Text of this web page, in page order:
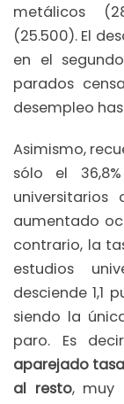
metálicos
(25.500). El
en el
parados
desempleo
Asimismo,
sólo el
aumentado
contrario, la
estudios
desciende 1,1
siendo la
paro. Es
aparejado
al resto, muy